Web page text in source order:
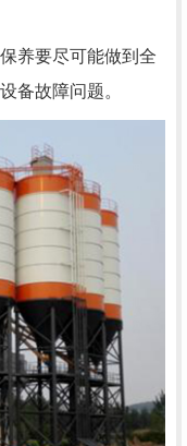
养要尽可能做到全
备故障问题。